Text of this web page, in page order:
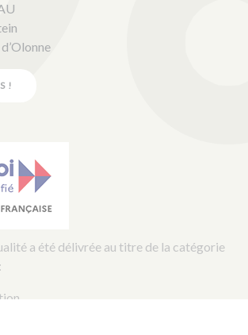
!
a été délivrée au titre de la catégorie